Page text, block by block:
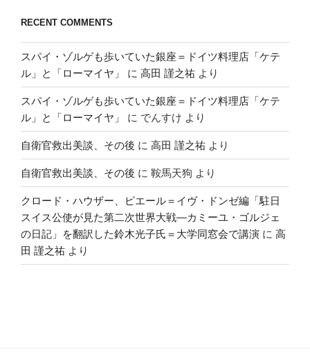
RECENT COMMENTS
スパイ・ゾルゲも歩いていた銀座＝ドイツ料理店「ケテ
ル」と「ローマイヤ」
に 高田 謹之祐 より
スパイ・ゾルゲも歩いていた銀座＝ドイツ料理店「ケテ
ル」と「ローマイヤ」
に でんすけ より
自衛官救出美談、その後 に 高田 謹之祐 より
自衛官救出美談、その後 に 鞍馬天狗 より
クロード・ハウザー、ピエール＝イヴ・ドンゼ編「駐日
スイス公使が見た第二次世界大戦―カミーユ・ゴルジェ
の日記」を翻訳した鈴木光子氏＝大学同窓会で講演 に 高
田 謹之祐 より